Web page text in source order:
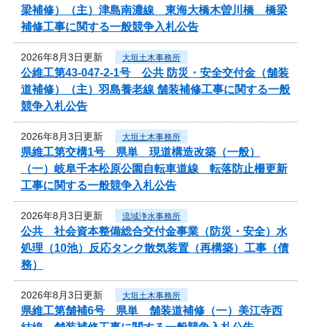
梁補修）（主）津島南濃線 東海大橋木曽川橋 橋梁
補修工事に関する一般競争入札公告
2026年8月3日更新 大垣土木事務所
公維工第43-047-2-1号 公共 防災・安全交付金（舗装
道補修）（主）羽島養老線 舗装補修工事に関する一般
競争入札公告
2026年8月3日更新 大垣土木事務所
県維工第交構1号 県単 現道構造改築（一般）
（一）岐阜千本松原公園自転車道線 転落防止柵更新
工事に関する一般競争入札公告
2026年8月3日更新 流域浄水事務所
公共 社会資本整備総合交付金事業（防災・安全）水
処理（10池）反応タンク散気装置（再構築）工事（債
務）
2026年8月3日更新 大垣土木事務所
県維工第舗補6号 県単 舗装道補修（一）美江寺西